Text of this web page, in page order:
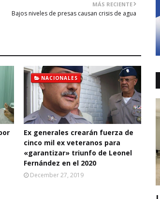
MÁS RECIENTE
Bajos niveles de presas causan crisis de agua
NACIONALES
Ex generales crearán fuerza de
cinco mil ex veteranos para
«garantizar» triunfo de Leonel
Fernández en el 2020
December 27, 2019